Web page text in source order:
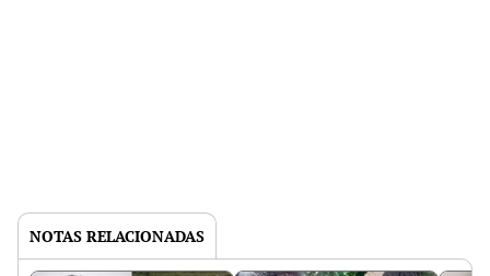
NOTAS RELACIONADAS